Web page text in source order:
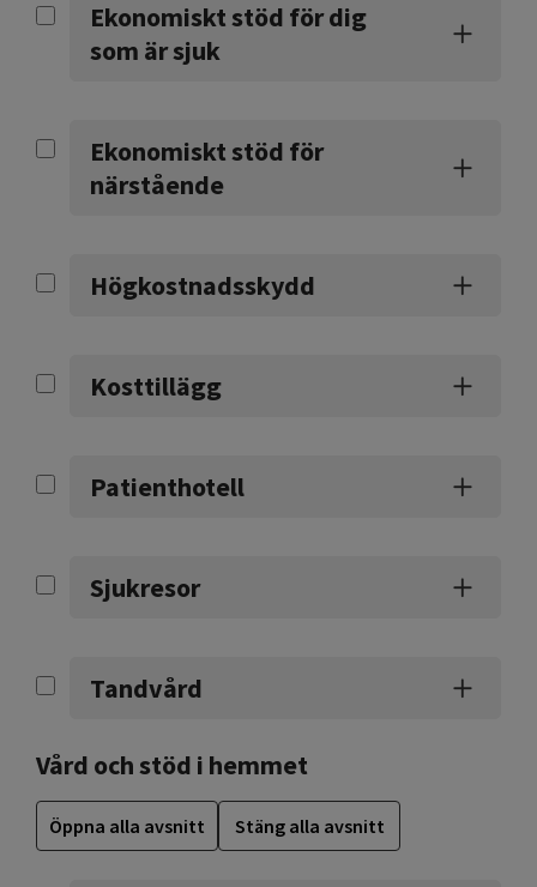
Ekonomiskt stöd för dig
som är sjuk
Ekonomiskt stöd för
närstående
Högkostnadsskydd
Kosttillägg
Patienthotell
Sjukresor
Tandvård
Vård och stöd i hemmet
Öppna alla avsnitt Stäng alla avsnitt